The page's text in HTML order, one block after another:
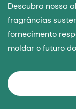
Descubra nossa
fragrâncias
fornecimento
moldar o futuro